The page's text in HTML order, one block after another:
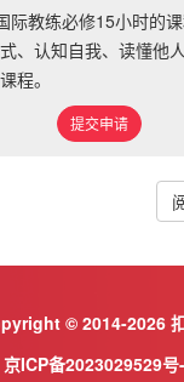
际教练必修15小时的
、认知自我、读懂他
程。
提交申请
© 2014-2026
京ICP备2023029529号